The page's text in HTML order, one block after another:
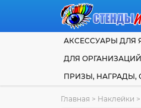
АКСЕССУАРЫ ДЛЯ
ДЛЯ ОРГАНИЗАЦИЙ
ПРИЗЫ, НАГРАДЫ,
Главная > Наклейки >